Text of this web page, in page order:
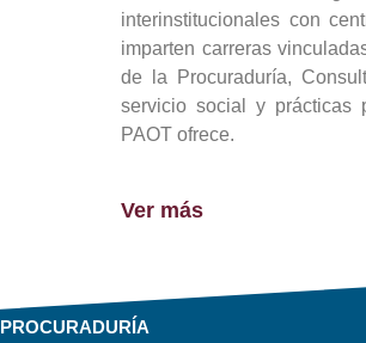
interinstitucionales con
imparten carreras
de la Procuraduría,
servicio social y prácticas
PAOT ofrece.
Ver más
PROCURADURÍA